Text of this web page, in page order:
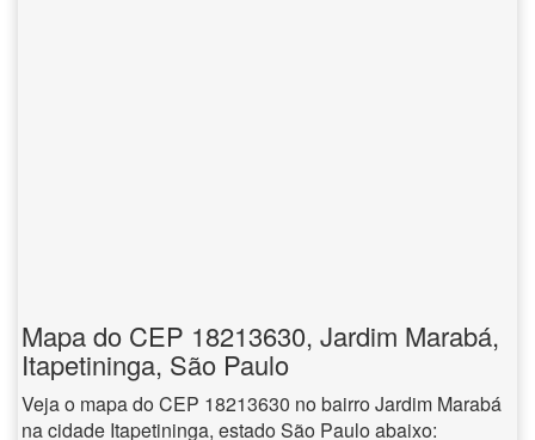
Mapa do CEP 18213630, Jardim Marabá,
Itapetininga, São Paulo
Veja o mapa do CEP 18213630 no bairro Jardim Marabá
na cidade Itapetininga, estado São Paulo abaixo: